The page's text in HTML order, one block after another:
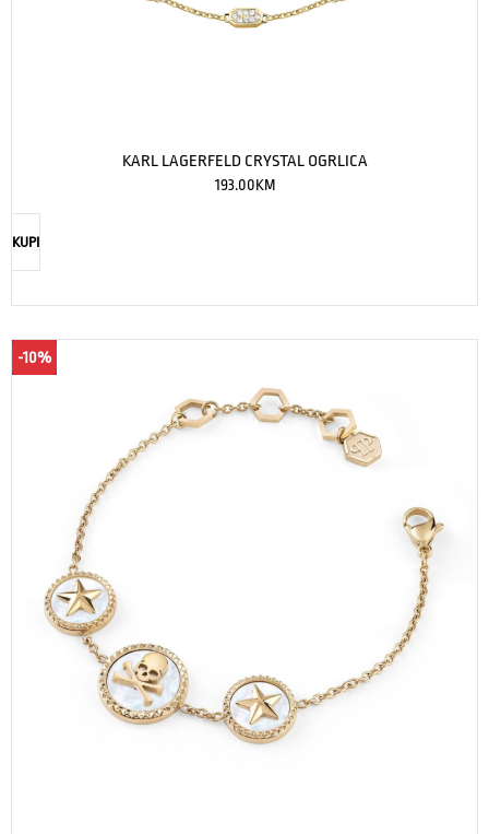
KARL LAGERFELD CRYSTAL OGRLICA
193.00KM
KUPI
-10%